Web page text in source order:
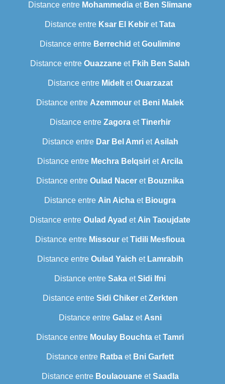
Distance entre Mohammedia et Ben Slimane
Distance entre Ksar El Kebir etTata
Distance entre Berrechid etGoulimine
Distance entre Ouazzane et Fkih Ben Salah
Distance entre MideltetOuarzazat
Distance entre Azemmour et Beni Malek
Distance entre ZagoraetTinerhir
Distance entre Dar Bel Amriet Asilah
Distance entre Mechra Belqsiri et Arcila
Distance entre Oulad Nacer et Bouznika
Distance entre Ain Aicha et Biougra
Distance entre Oulad Ayad et Ain Taoujdate
Distance entre Missour etTidili Mesfioua
Distance entre Oulad Yaich et Lamrabih
Distance entre Saka etSidi Ifni
Distance entre Sidi ChikeretZerkten
Distance entre Galazet Asni
Distance entre Moulay Bouchta etTamri
Distance entre Ratba et Bni Garfett
Distance entre BoulaouaneetSaadla